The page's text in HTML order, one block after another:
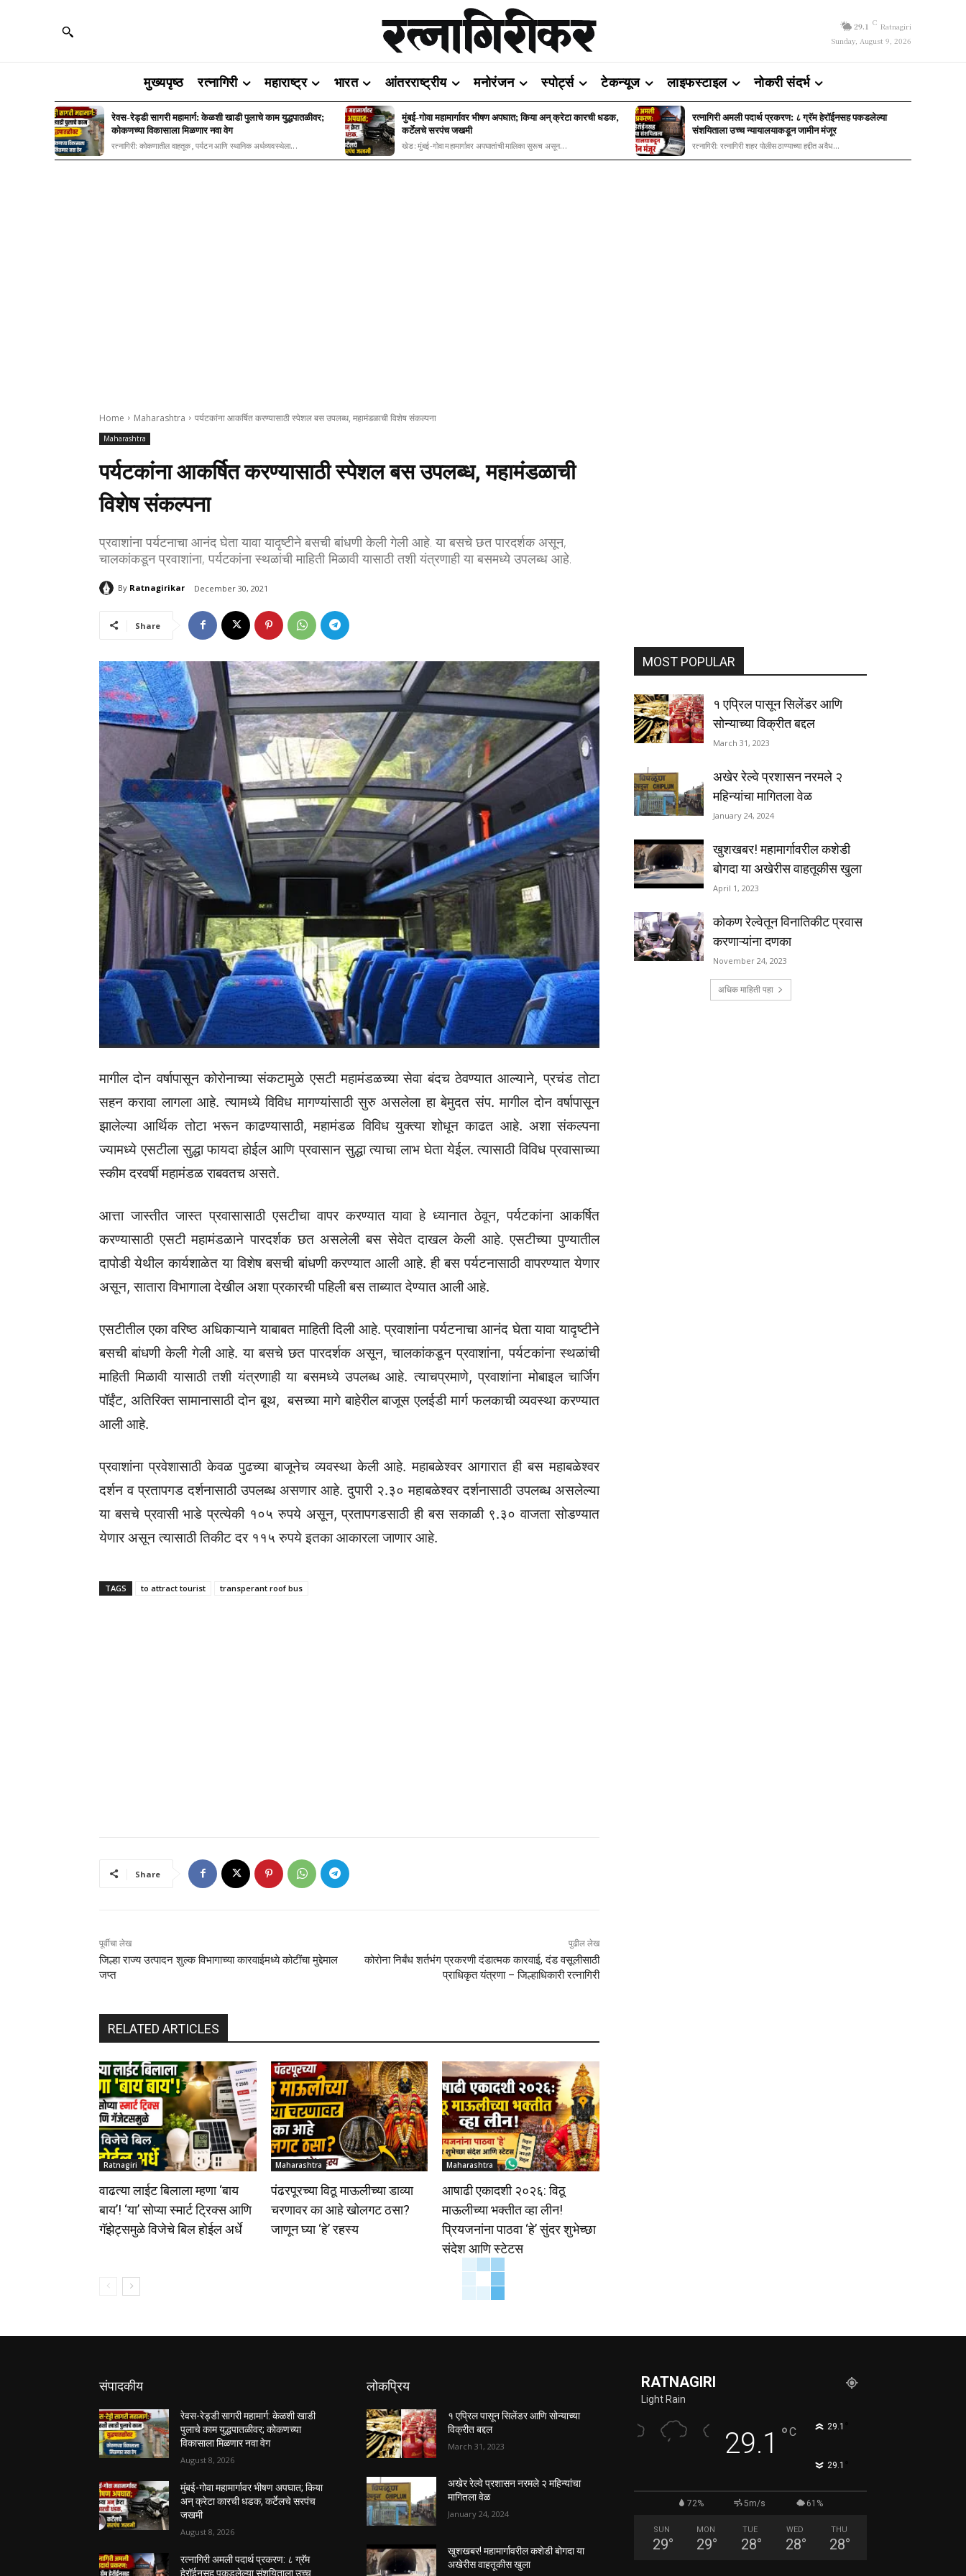
29.1 C Ratnagiri
Sunday, August 9, 2026
मुख्यपृष्ठ रत्नागिरी महाराष्ट्र भारत आंतरराष्ट्रीय मनोरंजन स्पोर्ट्स टेकन्यूज लाइफस्टाइल नोकरी संदर्भ
रेवस-रेड्डी सागरी महामार्ग: केळशी खाडी पुलाचे काम युद्धपातळीवर;
कोकणच्या विकासाला मिळणार नवा वेग
रत्नागिरी: कोकणातील वाहतूक, पर्यटन आणि स्थानिक अर्थव्यवस्थेला...
मुंबई-गोवा महामार्गावर भीषण अपघात; किया अन् क्रेटा कारची धडक,
कर्टेलचे सरपंच जखमी
खेड: मुंबई-गोवा महामार्गावर अपघातांची मालिका सुरूच असून...
रत्नागिरी अमली पदार्थ प्रकरण: ८ ग्रॅम हेरॉईनसह पकडलेल्या
संशयिताला उच्च न्यायालयाकडून जामीन मंजूर
रत्नागिरी: रत्नागिरी शहर पोलीस ठाण्याच्या हद्दीत अवैध...
Home Maharashtra पर्यटकांना आकर्षित करण्यासाठी स्पेशल बस उपलब्ध, महामंडळाची विशेष संकल्पना
Maharashtra
पर्यटकांना आकर्षित करण्यासाठी स्पेशल बस उपलब्ध, महामंडळाची
विशेष संकल्पना
प्रवाशांना पर्यटनाचा आनंद घेता यावा यादृष्टीने बसची बांधणी केली गेली आहे. या बसचे छत पारदर्शक असून,
चालकांकडून प्रवाशांना, पर्यटकांना स्थळांची माहिती मिळावी यासाठी तशी यंत्रणाही या बसमध्ये उपलब्ध आहे.
By Ratnagirikar December 30, 2021
Share
मागील दोन वर्षापासून कोरोनाच्या संकटामुळे एसटी महामंडळच्या सेवा बंदच ठेवण्यात आल्याने, प्रचंड तोटा
सहन करावा लागला आहे. त्यामध्ये विविध मागण्यांसाठी सुरु असलेला हा बेमुदत संप. मागील दोन वर्षापासून
झालेल्या आर्थिक तोटा भरून काढण्यासाठी, महामंडळ विविध युक्त्या शोधून काढत आहे. अशा संकल्पना
ज्यामध्ये एसटीला सुद्धा फायदा होईल आणि प्रवासान सुद्धा त्याचा लाभ घेता येईल. त्यासाठी विविध प्रवासाच्या
स्कीम दरवर्षी महामंडळ राबवतच असते.
आत्ता जास्तीत जास्त प्रवासासाठी एसटीचा वापर करण्यात यावा हे ध्यानात ठेवून, पर्यटकांना आकर्षित
करण्यासाठी एसटी महामंडळाने पारदर्शक छत असलेली बस सेवेत दाखल केली आहे. एसटीच्या पुण्यातील
दापोडी येथील कार्यशाळेत या विशेष बसची बांधणी करण्यात आली आहे. ही बस पर्यटनासाठी वापरण्यात येणार
असून, सातारा विभागाला देखील अशा प्रकारची पहिली बस ताब्यात देण्यात आली आहे.
एसटीतील एका वरिष्ठ अधिकाऱ्याने याबाबत माहिती दिली आहे. प्रवाशांना पर्यटनाचा आनंद घेता यावा यादृष्टीने
बसची बांधणी केली गेली आहे. या बसचे छत पारदर्शक असून, चालकांकडून प्रवाशांना, पर्यटकांना स्थळांची
माहिती मिळावी यासाठी तशी यंत्रणाही या बसमध्ये उपलब्ध आहे. त्याचप्रमाणे, प्रवाशांना मोबाइल चार्जिग
पॉईंट, अतिरिक्त सामानासाठी दोन बूथ, बसच्या मागे बाहेरील बाजूस एलईडी मार्ग फलकाची व्यवस्था करण्यात
आली आहे.
प्रवाशांना प्रवेशासाठी केवळ पुढच्या बाजूनेच व्यवस्था केली आहे. महाबळेश्वर आगारात ही बस महाबळेश्वर
दर्शन व प्रतापगड दर्शनासाठी उपलब्ध असणार आहे. दुपारी २.३० महाबळेश्वर दर्शनासाठी उपलब्ध असलेल्या
या बसचे प्रवासी भाडे प्रत्येकी १०५ रुपये असून, प्रतापगडसाठी ही बस सकाळी ९.३० वाजता सोडण्यात
येणार असून त्यासाठी तिकीट दर ११५ रुपये इतका आकारला जाणार आहे.
TAGS to attract tourist transperant roof bus
Share
पूर्वीचा लेख
जिल्हा राज्य उत्पादन शुल्क विभागाच्या कारवाईमध्ये कोटींचा मुद्देमाल
जप्त
पुढील लेख
कोरोना निर्बंध शर्तभंग प्रकरणी दंडात्मक कारवाई, दंड वसूलीसाठी
प्राधिकृत यंत्रणा – जिल्हाधिकारी रत्नागिरी
RELATED ARTICLES
Ratnagiri
वाढत्या लाईट बिलाला म्हणा ‘बाय
बाय’! ‘या’ सोप्या स्मार्ट ट्रिक्स आणि
गॅझेट्समुळे विजेचे बिल होईल अर्धे
Maharashtra
पंढरपूरच्या विठू माऊलीच्या डाव्या
चरणावर का आहे खोलगट ठसा?
जाणून घ्या ‘हे’ रहस्य
Maharashtra
आषाढी एकादशी २०२६: विठू
माऊलीच्या भक्तीत व्हा लीन!
प्रियजनांना पाठवा ‘हे’ सुंदर शुभेच्छा
संदेश आणि स्टेटस
MOST POPULAR
१ एप्रिल पासून सिलेंडर आणि
सोन्याच्या विक्रीत बद्दल
March 31, 2023
अखेर रेल्वे प्रशासन नरमले २
महिन्यांचा मागितला वेळ
January 24, 2024
खुशखबर! महामार्गावरील कशेडी
बोगदा या अखेरीस वाहतूकीस खुला
April 1, 2023
कोकण रेल्वेतून विनातिकीट प्रवास
करणाऱ्यांना दणका
November 24, 2023
अधिक माहिती पहा